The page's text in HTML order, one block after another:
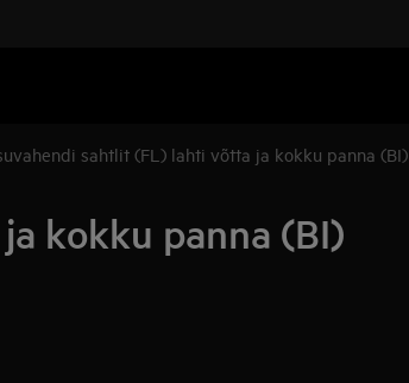
sahtlit (FL) lahti võtta ja kokku panna (BI)
kokku panna (BI)